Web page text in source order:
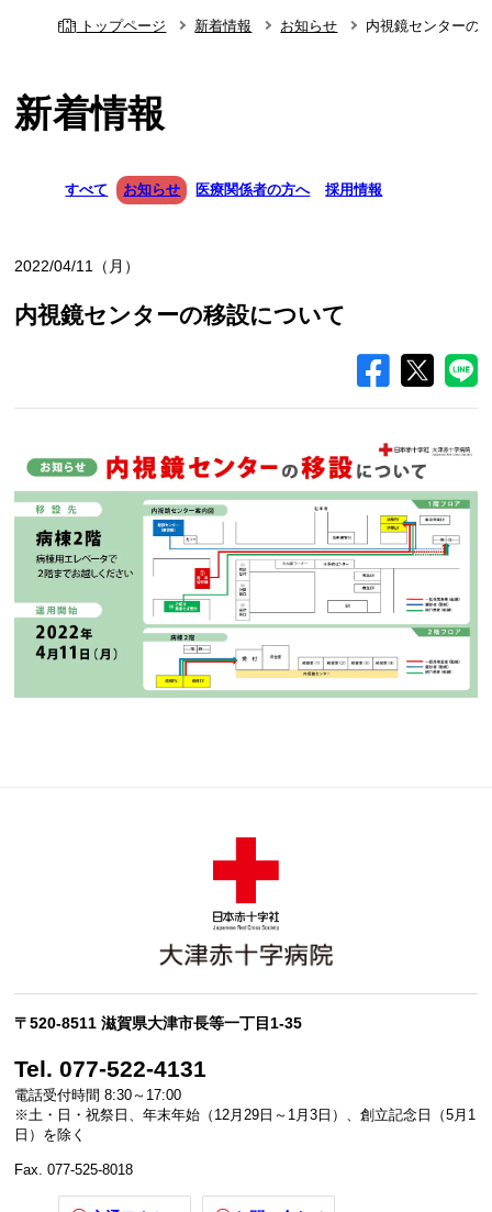
トップページ 新着情報 お知らせ 内視鏡センターの
新着情報
すべて お知らせ 医療関係者の方へ 採用情報
2022/04/11（月）
内視鏡センターの移設について
〒520-8511 滋賀県大津市長等一丁目1-35
Tel. 077-522-4131
電話受付時間 8:30～17:00
※土・日・祝祭日、年末年始（12月29日～1月3日）、創立記念日（5月1
日）を除く
Fax. 077-525-8018